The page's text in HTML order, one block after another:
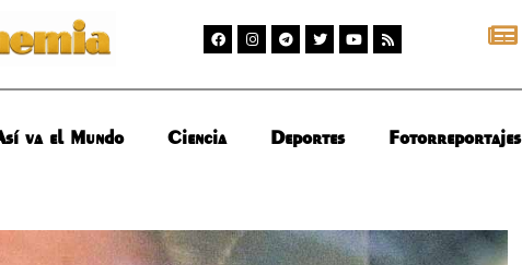
va el Mundo Ciencia Deportes Fotorreportajes